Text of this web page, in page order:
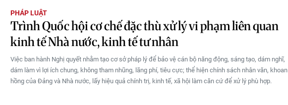
PHÁP LUẬT
Trình Quốc hội cơ chế đặc thù xử lý vi phạm liên quan
kinh tế Nhà nước, kinh tế tư nhân
Việc ban hành Nghị quyết nhằm tạo cơ sở pháp lý để bảo vệ cán bộ năng động, sáng tạo, dám nghĩ,
dám làm vì lợi ích chung, không tham nhũng, lãng phí, tiêu cực; thể hiện chính sách nhân văn, khoan
hồng của Đảng và Nhà nước, lấy hiệu quả chính trị, kinh tế, xã hội làm căn cứ để xử lý phù hợp.